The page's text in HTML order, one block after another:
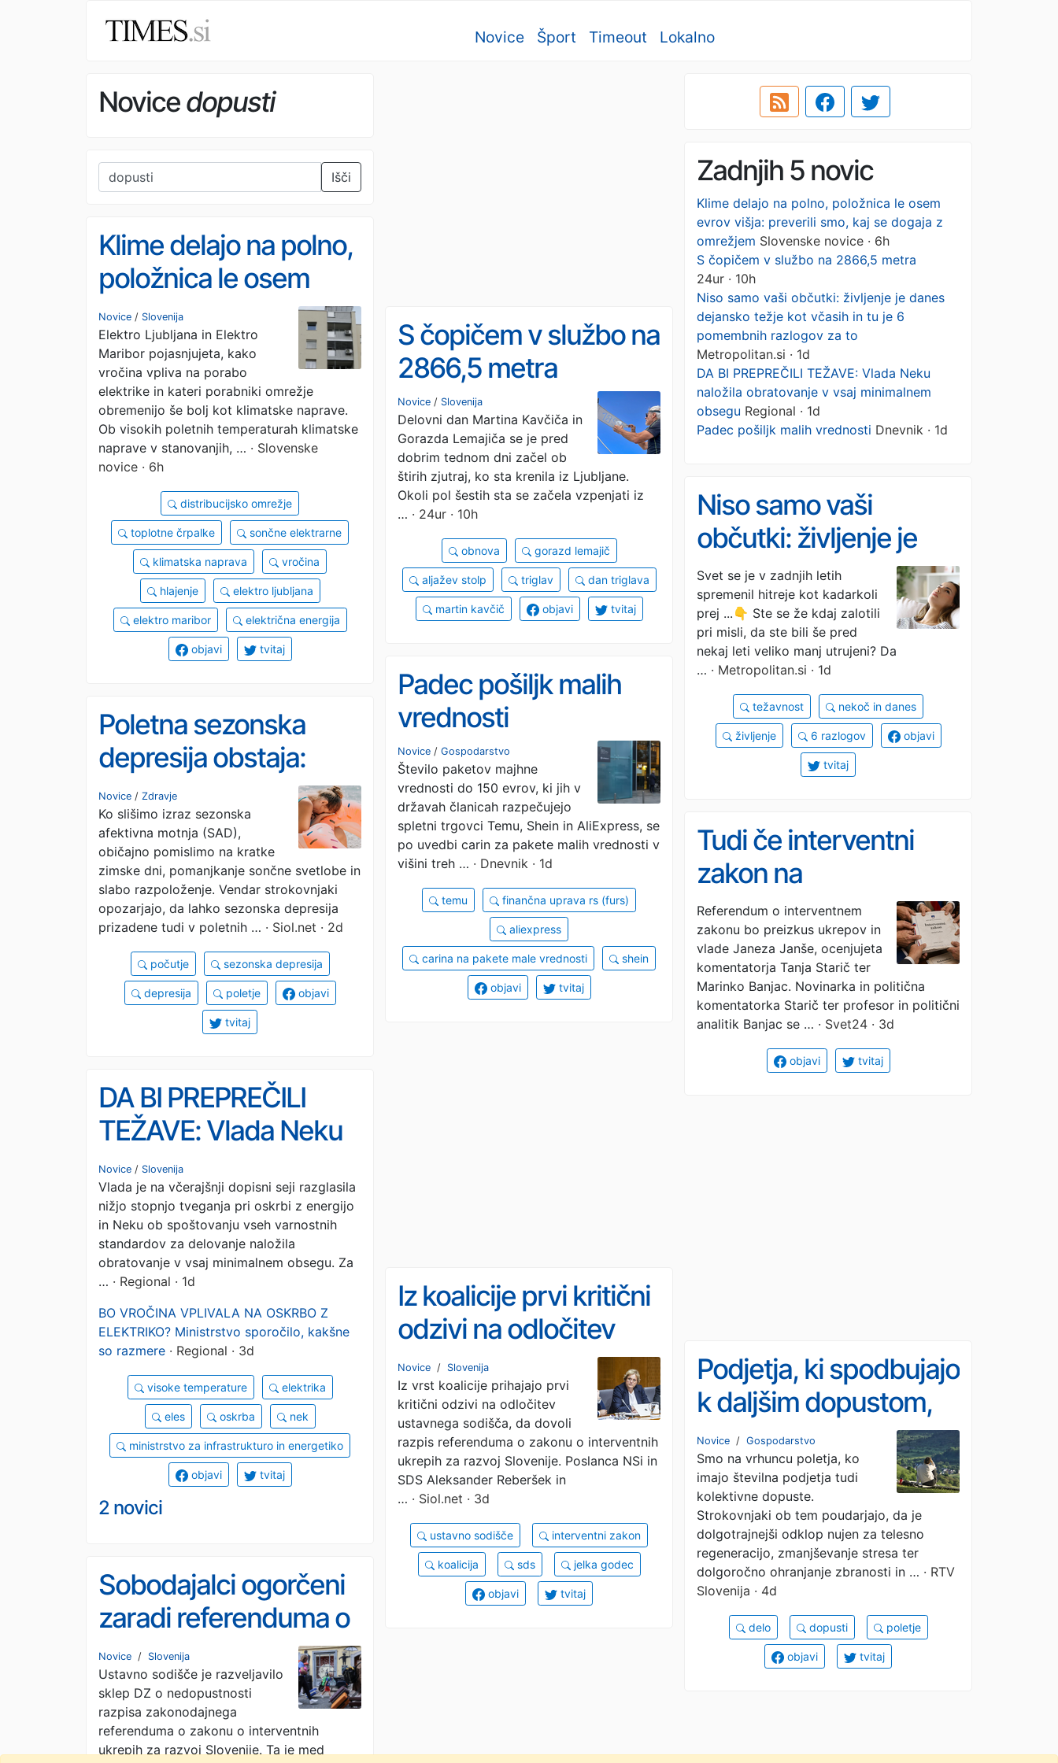
Novice Šport Timeout Lokalno
Novicedopusti
Išči Zadnjih 5 novic
Klime delajo na polno, položnica le osem
evrov višja: preverili smo, kaj se dogaja z
omrežjem Slovenske novice · 6h
S čopičem v službo na 2866,5 metra
24ur · 10h
Niso samo vaši občutki: življenje je danes
dejansko težje kot včasih in tu je 6
pomembnih razlogov za to
Metropolitan.si · 1d
DA BI PREPREČILI TEŽAVE: Vlada Neku
naložila obratovanje v vsaj minimalnem
obsegu Regional · 1d
Padec pošiljk malih vrednosti Dnevnik · 1d
Klime delajo na polno,
položnica le osem
evrov višja: preverili
smo, kaj se dogaja z
omrežjem
Novice / Slovenija
Elektro Ljubljana in Elektro
Maribor pojasnjujeta, kako
vročina vpliva na porabo
elektrike in kateri porabniki omrežje
obremenijo še bolj kot klimatske naprave.
Ob visokih poletnih temperaturah klimatske
naprave v stanovanjih, … · Slovenske
novice · 6h
distribucijsko omrežje
toplotne črpalke sončne elektrarne
klimatska naprava vročina
hlajenje elektro ljubljana
elektro maribor električna energija
objavi tvitaj
S čopičem v službo na
2866,5 metra
Novice / Slovenija
Delovni dan Martina Kavčiča in
Gorazda Lemajiča se je pred
dobrim tednom dni začel ob
štirih zjutraj, ko sta krenila iz Ljubljane.
Okoli pol šestih sta se začela vzpenjati iz
… · 24ur · 10h
obnova gorazd lemajič
aljažev stolp triglav dan triglava
martin kavčič objavi tvitaj
Niso samo vaši
občutki: življenje je
danes dejansko težje
kot včasih in tu je 6
pomembnih razlogov
za to
Svet se je v zadnjih letih
spremenil hitreje kot kadarkoli
prej ...👇 Ste se že kdaj zalotili
pri misli, da ste bili še pred
nekaj leti veliko manj utrujeni? Da
… · Metropolitan.si · 1d
težavnost nekoč in danes
življenje 6 razlogov objavi
tvitaj
Padec pošiljk malih
vrednosti
Novice / Gospodarstvo
Število paketov majhne
vrednosti do 150 evrov, ki jih v
državah članicah razpečujejo
spletni trgovci Temu, Shein in AliExpress, se
po uvedbi carin za pakete malih vrednosti v
višini treh … · Dnevnik · 1d
temu finančna uprava rs (furs)
aliexpress
carina na pakete male vrednosti shein
objavi tvitaj
Poletna sezonska
depresija obstaja:
zakaj se nekateri
poleti počutijo slabše
Novice / Zdravje
Ko slišimo izraz sezonska
afektivna motnja (SAD),
običajno pomislimo na kratke
zimske dni, pomanjkanje sončne svetlobe in
slabo razpoloženje. Vendar strokovnjaki
opozarjajo, da lahko sezonska depresija
prizadene tudi v poletnih … · Siol.net · 2d
počutje sezonska depresija
depresija poletje objavi
tvitaj
Tudi če interventni
zakon na
referendumu pade, to
ne bo zamajalo vlade
Referendum o interventnem
zakonu bo preizkus ukrepov in
vlade Janeza Janše, ocenjujeta
komentatorja Tanja Starič ter
Marinko Banjac. Novinarka in politična
komentatorka Starič ter profesor in politični
analitik Banjac se … · Svet24 · 3d
objavi tvitaj
DA BI PREPREČILI
TEŽAVE: Vlada Neku
naložila obratovanje v
vsaj minimalnem
obsegu
Novice / Slovenija
Vlada je na včerajšnji dopisni seji razglasila
nižjo stopnjo tveganja pri oskrbi z energijo
in Neku ob spoštovanju vseh varnostnih
standardov za delovanje naložila
obratovanje v vsaj minimalnem obsegu. Za
… · Regional · 1d
BO VROČINA VPLIVALA NA OSKRBO Z
ELEKTRIKO? Ministrstvo sporočilo, kakšne
so razmere · Regional · 3d
visoke temperature elektrika
eles oskrba nek
ministrstvo za infrastrukturo in energetiko
objavi tvitaj
2 novici
Iz koalicije prvi kritični
odzivi na odločitev
ustavnih sodnikov
Novice / Slovenija
Iz vrst koalicije prihajajo prvi
kritični odzivi na odločitev
ustavnega sodišča, da dovoli
razpis referenduma o zakonu o interventnih
ukrepih za razvoj Slovenije. Poslanca NSi in
SDS Aleksander Reberšek in
… · Siol.net · 3d
ustavno sodišče interventni zakon
koalicija sds jelka godec
objavi tvitaj
Podjetja, ki spodbujajo
k daljšim dopustom,
imajo višjo
produktivnost in manj
bolniških odsotnosti
Novice / Gospodarstvo
Smo na vrhuncu poletja, ko
imajo številna podjetja tudi
kolektivne dopuste.
Strokovnjaki ob tem poudarjajo, da je
dolgotrajnejši odklop nujen za telesno
regeneracijo, zmanjševanje stresa ter
dolgoročno ohranjanje zbranosti in … · RTV
Slovenija · 4d
delo dopusti poletje
objavi tvitaj
Sobodajalci ogorčeni
zaradi referenduma o
interventnem zakonu
Novice / Slovenija
Ustavno sodišče je razveljavilo
sklep DZ o nedopustnosti
razpisa zakonodajnega
referenduma o zakonu o interventnih
ukrepih za razvoj Slovenije. Ta je med